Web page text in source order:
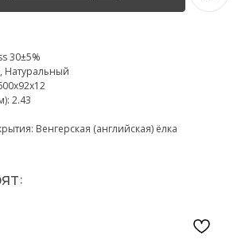
30±5%
Натуральный
2.43
Венгерская (английская) ёлка